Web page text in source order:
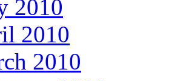
2010
2010
2010